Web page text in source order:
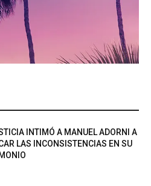
INTIMÓ A MANUEL ADORNI A
LAS INCONSISTENCIAS EN SU